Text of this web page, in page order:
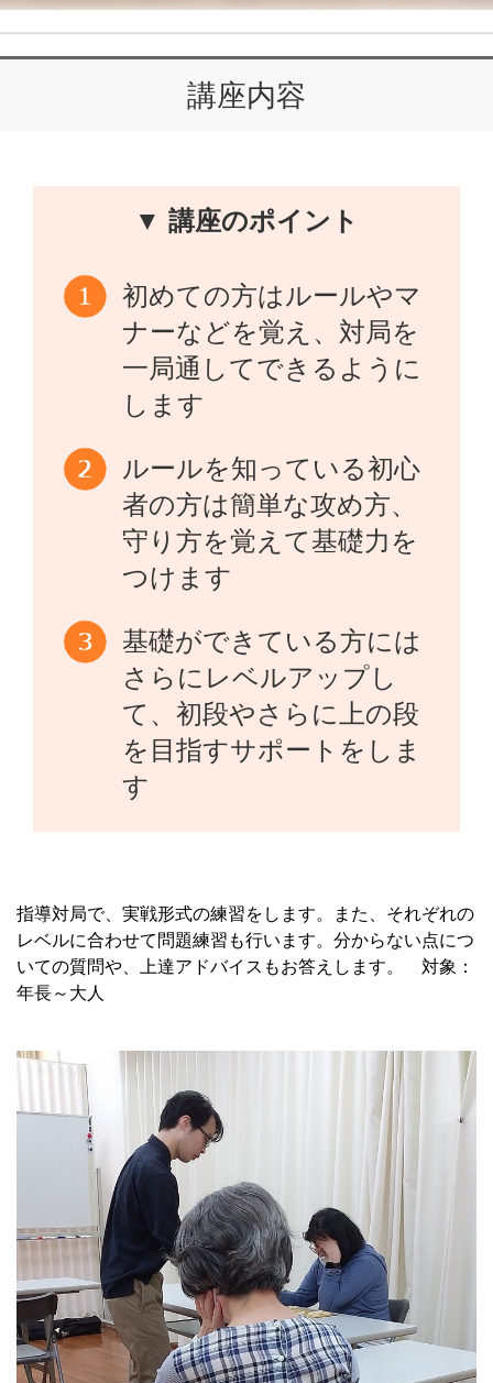
講座内容
▼ 講座のポイント
初めての方はルールやマ
ナーなどを覚え、対局を
一局通してできるように
します
ルールを知っている初心
者の方は簡単な攻め方、
守り方を覚えて基礎力を
つけます
基礎ができている方には
さらにレベルアップし
て、初段やさらに上の段
を目指すサポートをしま
す
指導対局で、実戦形式の練習をします。また、それぞれの
レベルに合わせて問題練習も行います。分からない点につ
いての質問や、上達アドバイスもお答えします。 対象：
年長～大人